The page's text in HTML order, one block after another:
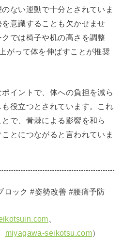
ない運動で十分とされていま
意識することも欠かせませ
では椅子や机の高さを調整
がって体を伸ばすことが推奨
イントで、体への負担を減ら
役立つとされています。これ
で、骨棘による影響を和ら
とにつながると言われていま
ロック #姿勢改善 #腰痛予防
miyagawa-seikotsu.com）